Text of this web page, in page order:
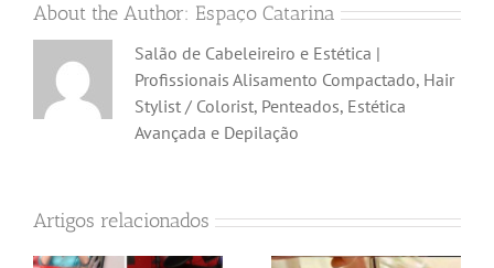
About the Author: Espaço Catarina
Salão de Cabeleireiro e Estética |
Profissionais Alisamento Compactado, Hair
Stylist / Colorist, Penteados, Estética
Avançada e Depilação
Artigos relacionados